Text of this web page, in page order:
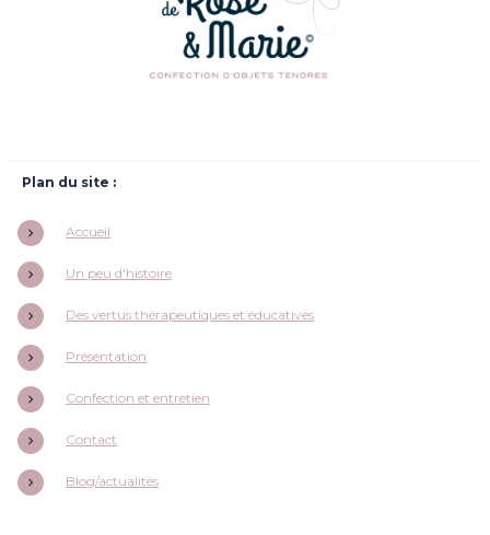
Plan du site :
Accueil
Un peu d'histoire
Des vertus thérapeutiques et éducatives
Présentation
Confection et entretien
Contact
Blog/actualités